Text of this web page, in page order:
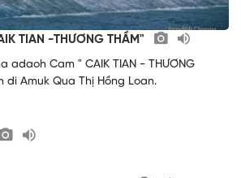
TIAN -THƯƠNG THẦM"
adaoh Cam " CAIK TIAN - THƯƠNG
di Amuk Qua Thị Hồng Loan.